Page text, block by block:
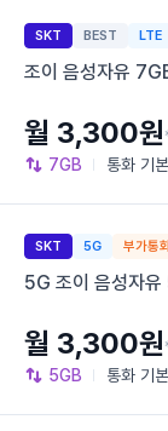
SKT BEST LTE
조이 음성자유
7GB 통화 기
월 3,300원
SKT 5G 부가통
5G 조이 음성자
5GB 통화 기
월 3,300원